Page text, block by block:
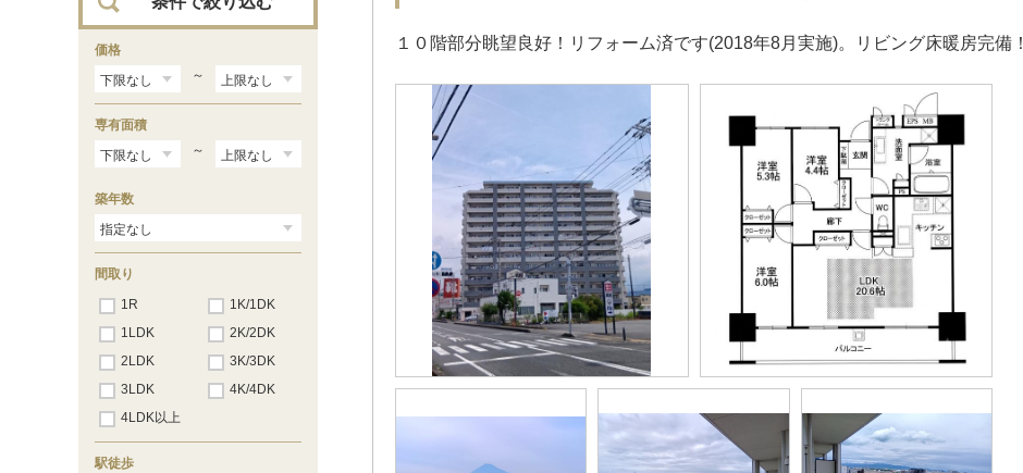
１０階部分眺望良好！リフォーム済です(2018年8月実施)。リビング床暖房完備！
価格
～
専有面積
～
築年数
間取り
1R
1K/1DK
1LDK
2K/2DK
2LDK
3K/3DK
3LDK
4K/4DK
4LDK以上
駅徒歩